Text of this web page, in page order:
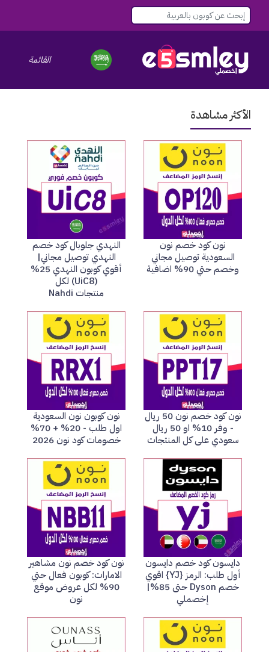
navigation
القائمة
الأكثر مشاهدة
نون كود خصم نون
السعودية توصيل مجاني
وخصم حتي 90% اضافية
النهدي جلوبال كود خصم
النهدي توصيل مجاني|
أقوي كوبون النهدي 25%
(UiC8) لكل
منتجات Nahdi
نون كود خصم نون 50 ريال
- وفر 10% او 50 ريال
سعودي على كل المنتجات
نون كوبون نون السعودية
اول طلب - 20% + 70%
خصومات كود نون 2026
دايسون كود خصم دايسون
أول طلب: الرمز {YJ} اقوي
خصم Dyson حتى 85%|
إخصملي
نون كود خصم نون مشاهير
الامارات: كوبون فعال حتي
90% لكل عروض موقع
نون